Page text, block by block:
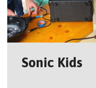
Sonic Kids